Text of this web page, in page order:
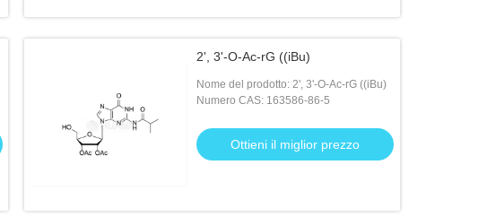
2', 3'-O-Ac-rG ((iBu)
Nome del prodotto: 2', 3'-O-Ac-rG ((iBu)
Numero CAS: 163586-86-5
Ottieni il miglior prezzo